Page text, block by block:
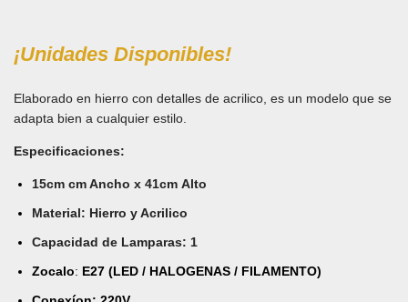
¡Unidades Disponibles!
Elaborado en hierro con detalles de acrilico, es un modelo que se
adapta bien a cualquier estilo.
Especificaciones:
15cm cm Ancho x 41cm Alto
Material: Hierro y Acrilico
Capacidad de Lamparas: 1
Zocalo: E27 (LED / HALOGENAS / FILAMENTO)